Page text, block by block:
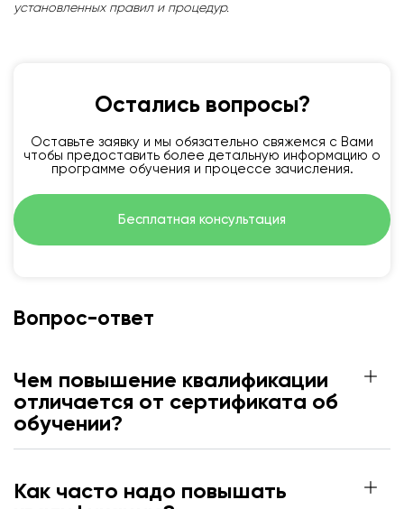
установленных правил и процедур.
Остались вопросы?
Оставьте заявку и мы обязательно свяжемся с Вами
чтобы предоставить более детальную информацию о
программе обучения и процессе зачисления.
Бесплатная консультация
Вопрос-ответ
Чем повышение квалификации
отличается от сертификата об
обучении?
Как часто надо повышать